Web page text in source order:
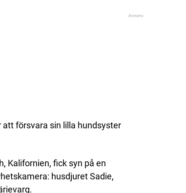
försvara sin lilla hundsyster
Kalifornien, fick syn på en
husdjuret Sadie,